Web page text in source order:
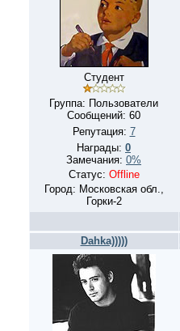
Студент
Группа: Пользователи
Сообщений: 60
Репутация: 7
Награды: 0
Замечания: 0%
Статус: Offline
Город: Московская обл.,
Горки-2
Dahka)))))